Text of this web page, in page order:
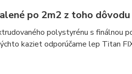
po 2m2 z toho
polystyrénu s finálnou
kaziet odporúčame lep Titan